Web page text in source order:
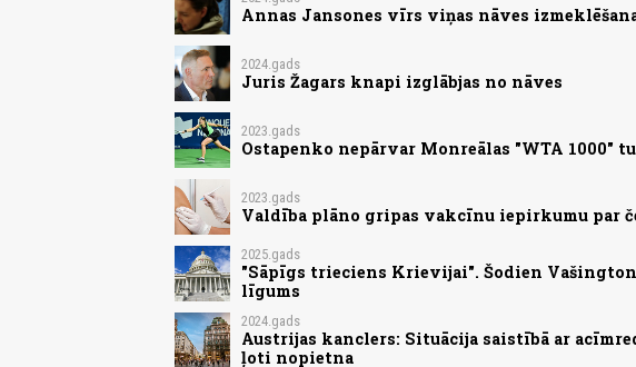
Annas Jansones vīrs viņas nāves
2024.gads
Juris Žagars knapi izglābjas no nāves
2023.gads
Ostapenko nepārvar Monreālas "WTA 1000"
2023.gads
Valdība plāno gripas vakcīnu iepirkumu par
2025.gads
"Sāpīgs trieciens Krievijai". Šodien
līgums
2024.gads
Austrijas kanclers: Situācija saistībā ar
ļoti nopietna